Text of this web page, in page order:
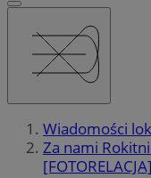
Wiadomości
Za nami
[FOTORELACJA]